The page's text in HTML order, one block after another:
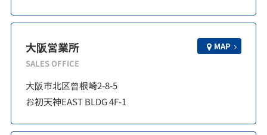
大阪営業所
SALES OFFICE
MAP
大阪市北区曾根崎2-8-5
お初天神EAST BLDG 4F-1